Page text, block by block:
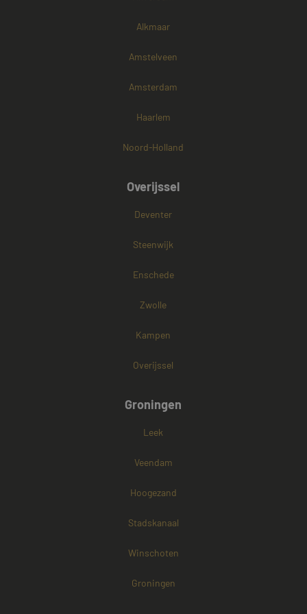
Alkmaar
Amstelveen
Amsterdam
Haarlem
Noord-Holland
Overijssel
Deventer
Steenwijk
Enschede
Zwolle
Kampen
Overijssel
Groningen
Leek
Veendam
Hoogezand
Stadskanaal
Winschoten
Groningen